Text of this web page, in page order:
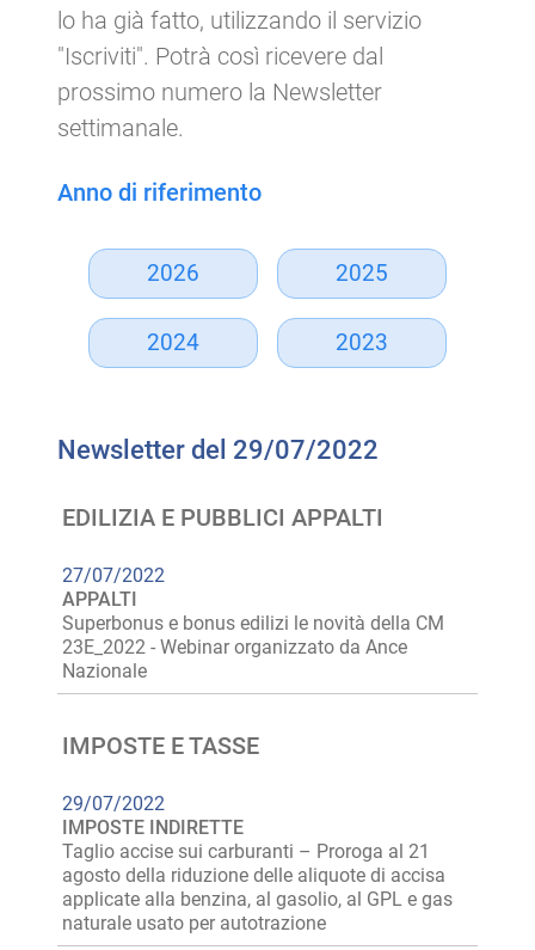
lo ha già fatto, utilizzando il servizio
"Iscriviti". Potrà così ricevere dal
prossimo numero la Newsletter
settimanale.
Anno di riferimento
2026 2025
2024 2023
Newsletter del 29/07/2022
EDILIZIA E PUBBLICI APPALTI
27/07/2022
APPALTI
Superbonus e bonus edilizi le novità della CM
23E_2022 - Webinar organizzato da Ance
Nazionale
IMPOSTE E TASSE
29/07/2022
IMPOSTE INDIRETTE
Taglio accise sui carburanti – Proroga al 21
agosto della riduzione delle aliquote di accisa
applicate alla benzina, al gasolio, al GPL e gas
naturale usato per autotrazione